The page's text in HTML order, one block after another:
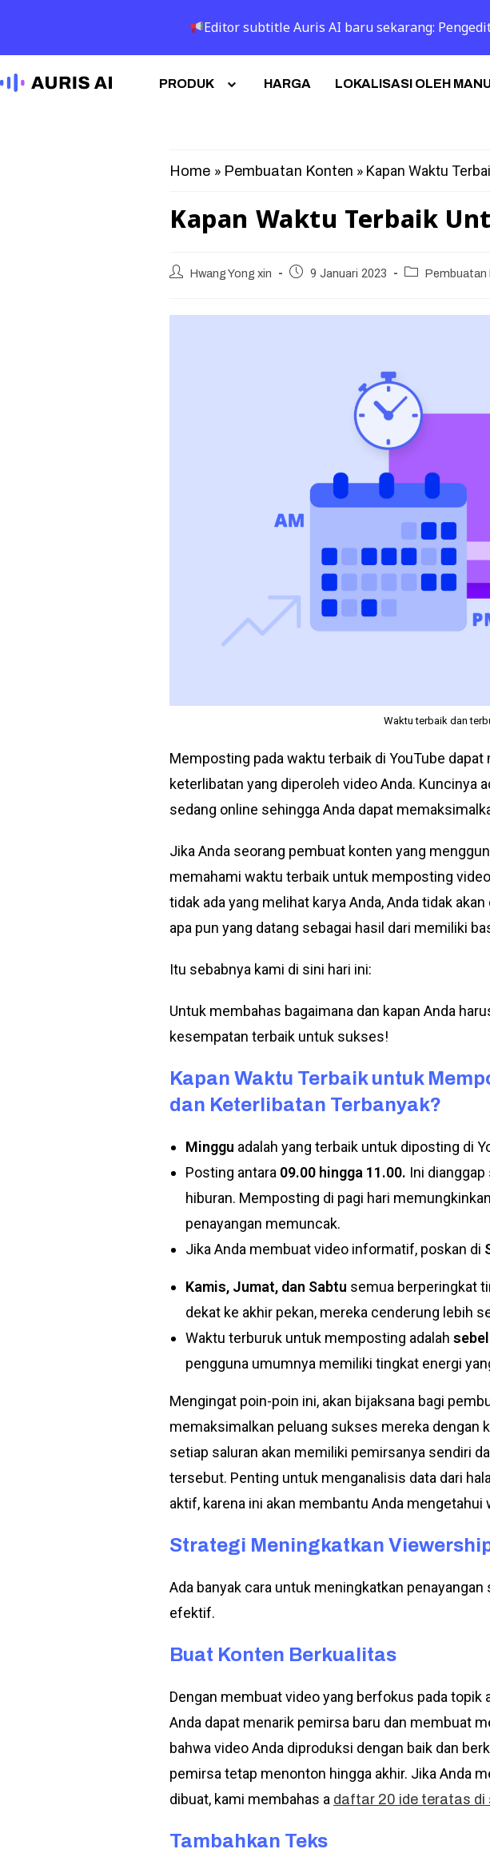
PRODUK HARGA LOKALISASI OLEH
Home » Pembuatan Konten » Kapan Waktu
Kapan Waktu Terbaik
Hwang Yong xin 9 Januari 2023 Pembuatan
Waktu terbaik dan
Memposting pada waktu terbaik di YouTube
keterlibatan yang diperoleh video Anda. Kuncinya
sedang online sehingga Anda dapat
Jika Anda seorang pembuat konten yang
memahami waktu terbaik untuk memposting
tidak ada yang melihat karya Anda, Anda tidak
apa pun yang datang sebagai hasil dari memiliki
Itu sebabnya kami di sini hari ini:
Untuk membahas bagaimana dan kapan Anda
kesempatan terbaik untuk sukses!
Kapan Waktu Terbaik untuk
dan Keterlibatan Terbanyak?
Minggu adalah yang terbaik untuk diposting di
Posting antara 09.00 hingga 11.00. Ini
hiburan. Memposting di pagi hari
penayangan memuncak.
Jika Anda membuat video informatif, poskan di
Kamis, Jumat, dan Sabtu semua berperingkat
dekat ke akhir pekan, mereka cenderung lebih
Waktu terburuk untuk memposting adalah
pengguna umumnya memiliki tingkat energi
Mengingat poin-poin ini, akan bijaksana bagi
memaksimalkan peluang sukses mereka dengan
setiap saluran akan memiliki pemirsanya sendiri
tersebut. Penting untuk menganalisis data dari
aktif, karena ini akan membantu Anda
Strategi Meningkatkan
Ada banyak cara untuk meningkatkan
efektif.
Buat Konten Berkualitas
Dengan membuat video yang berfokus pada
Anda dapat menarik pemirsa baru dan membuat
bahwa video Anda diproduksi dengan baik dan
pemirsa tetap menonton hingga akhir. Jika Anda
dibuat, kami membahas a daftar 20 ide teratas di
Tambahkan Teks
Editor subtitle Auris AI baru sekarang: